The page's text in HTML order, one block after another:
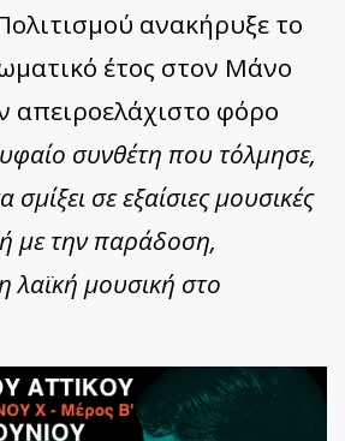
ανακήρυξε το
έτος στον Μάνο
απειροελάχιστο φόρο
συνθέτη που τόλμησε,
σε εξαίσιες μουσικές
με την παράδοση,
λαϊκή μουσική στο